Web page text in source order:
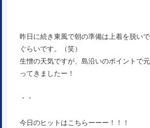
昨日に続き東風で朝の準備は上着を脱い
ぐらいです。（笑）
生憎の天気ですが、島沿いのポイントで
ってきましたー！
・・
今日のヒットはこちらーーー！！！